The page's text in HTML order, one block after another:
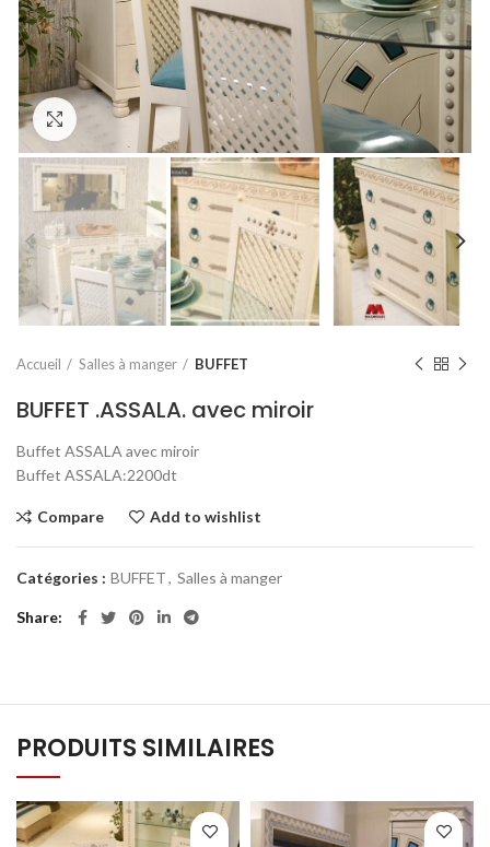
Click to enlarge
Accueil Salles à manger BUFFET
BUFFET .ASSALA. avec miroir
Buffet ASSALA avec miroir
Buffet ASSALA:2200dt
Compare Add to wishlist
Catégories : BUFFET, Salles à manger
Share
PRODUITS SIMILAIRES